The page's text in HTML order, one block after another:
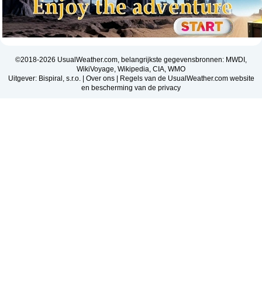
©2018-2026 UsualWeather.com, belangrijkste gegevensbronnen: MWDI,
WikiVoyage, Wikipedia, CIA, WMO
Uitgever: Bispiral, s.r.o. | Over ons| Regels van de UsualWeather.com website
en bescherming van de privacy